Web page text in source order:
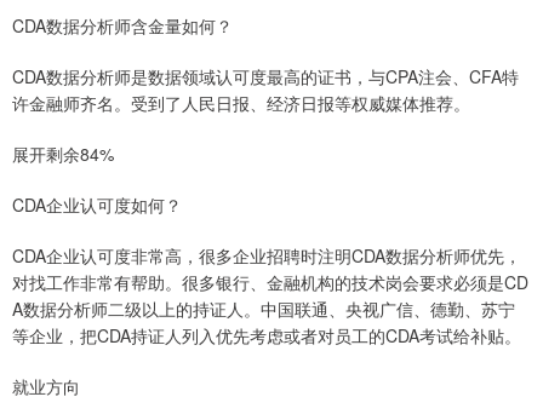
CDA数据分析师含金量如何？
CDA数据分析师是数据领域认可度最高的证书，与CPA注会、CFA特
许金融师齐名。受到了人民日报、经济日报等权威媒体推荐。
展开剩余84%
CDA企业认可度如何？
CDA企业认可度非常高，很多企业招聘时注明CDA数据分析师优先，
对找工作非常有帮助。很多银行、金融机构的技术岗会要求必须是CD
A数据分析师二级以上的持证人。中国联通、央视广信、德勤、苏宁
等企业，把CDA持证人列入优先考虑或者对员工的CDA考试给补贴。
就业方向